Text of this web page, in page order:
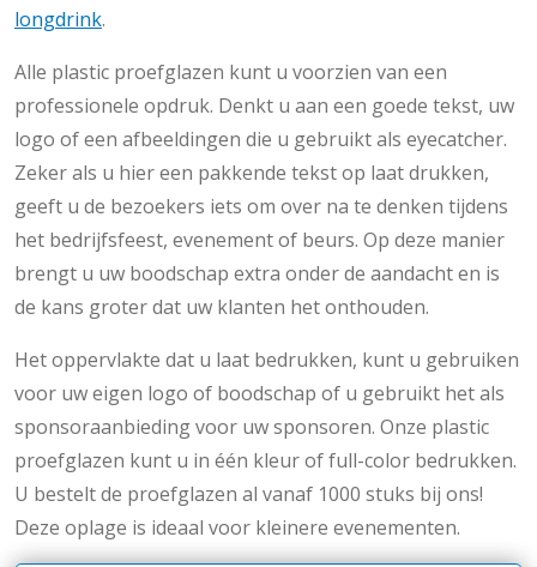
longdrink.
Alle plastic proefglazen kunt u voorzien van een
professionele opdruk. Denkt u aan een goede tekst, uw
logo of een afbeeldingen die u gebruikt als eyecatcher.
Zeker als u hier een pakkende tekst op laat drukken,
geeft u de bezoekers iets om over na te denken tijdens
het bedrijfsfeest, evenement of beurs. Op deze manier
brengt u uw boodschap extra onder de aandacht en is
de kans groter dat uw klanten het onthouden.
Het oppervlakte dat u laat bedrukken, kunt u gebruiken
voor uw eigen logo of boodschap of u gebruikt het als
sponsoraanbieding voor uw sponsoren. Onze plastic
proefglazen kunt u in één kleur of full-color bedrukken.
U bestelt de proefglazen al vanaf 1000 stuks bij ons!
Deze oplage is ideaal voor kleinere evenementen.